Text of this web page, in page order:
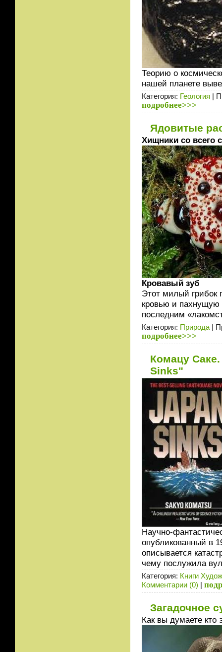
Теорию о
нашей планете
Категория: Геология |
подробнее>>>
Ядовитые
Хищники со всего
Кровавый зуб
Этот милый грибок
кровью и пахнущую
последним
Категория: Природа |
подробнее>>>
Комацу
Sinks"
Научно-
опубликованный в
описывается
чему послужила
Категория: Книги
Комментарии (0) |
Загадочное
Как вы думаете кто